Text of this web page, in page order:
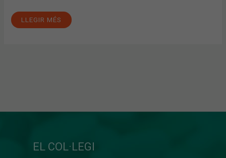
LLEGIR MÉS
EL COL·LEGI